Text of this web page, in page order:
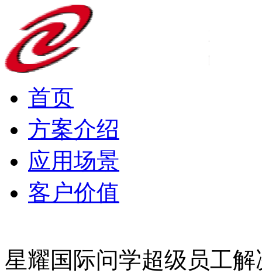
首页
方案介绍
应用场景
客户价值
星耀国际问学超级员工解